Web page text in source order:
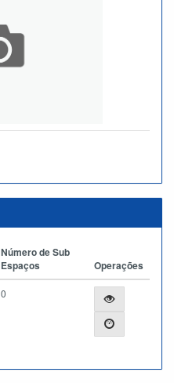
Número de Sub
Espaços
Operações
0